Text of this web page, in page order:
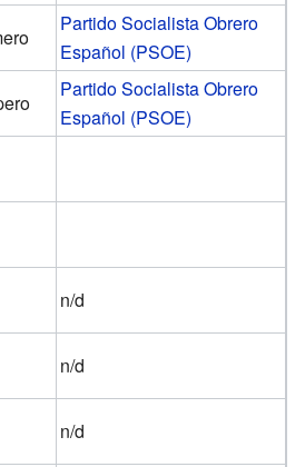
Partido Socialista Obrero
Español (PSOE)
Partido Socialista Obrero
Español (PSOE)
n/d
n/d
n/d